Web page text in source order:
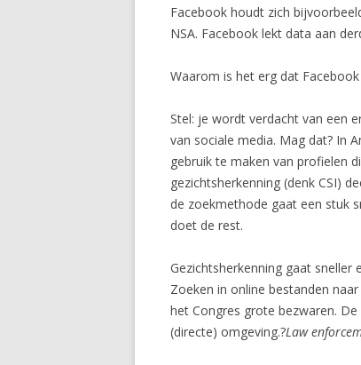
Facebook houdt zich
NSA. Facebook lekt data aan
Waarom is het erg dat
Stel: je wordt verdacht van een
van sociale media. Mag dat? In
gebruik te maken van profielen
gezichtsherkenning (denk CSI)
de zoekmethode gaat een stuk
doet de rest.
Gezichtsherkenning gaat
Zoeken in online bestanden
het Congres grote bezwaren.
(directe) omgeving.?Law